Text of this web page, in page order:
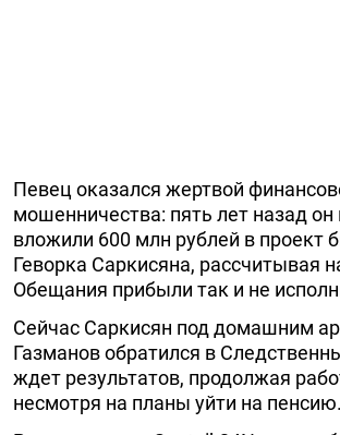
Певец оказался жертвой
мошенничества: пять лет назад он
вложили 600 млн рублей в проект
Геворка Саркисяна, рассчитывая
Обещания прибыли так и не
Сейчас Саркисян под домашним
Газманов обратился в
ждет результатов, продолжая
несмотря на планы уйти на пенсию.